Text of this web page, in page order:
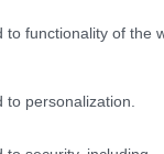
functionality of the
personalization.
από την
των νέων